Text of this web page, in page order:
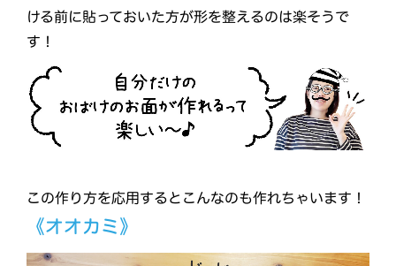
ける前に貼っておいた方が形を整えるのは楽そうで
す！
この作り方を応用するとこんなのも作れちゃいます！
《オオカミ》